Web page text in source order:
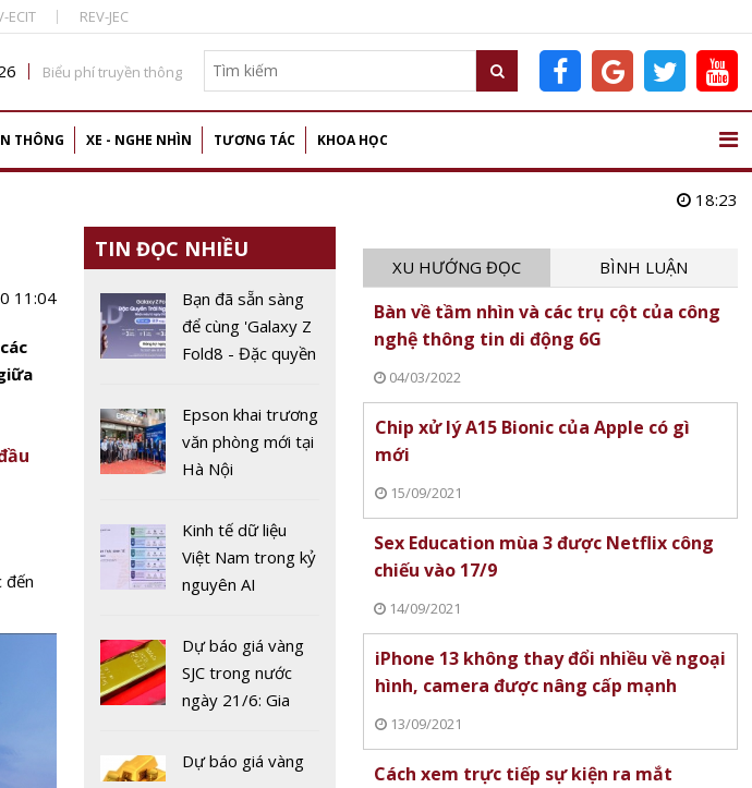
ECIT REV-JEC
Biểu phí truyền thông
THÔNG XE - NGHE NHÌN TƯƠNG TÁC KHOA HỌC
18:23
11:04
đến
TIN ĐỌC NHIỀU
Bạn đã sẵn sàng
để cùng 'Galaxy Z
Fold8 - Đặc quyền
Epson khai trương
văn phòng mới tại
Hà Nội
Kinh tế dữ liệu
Việt Nam trong kỷ
nguyên AI
Dự báo giá vàng
SJC trong nước
ngày 21/6: Gia
Cơ hội cho nhà
Dự báo giá vàng
XU HƯỚNG ĐỌC BÌNH LUẬN
Bàn về tầm nhìn và các trụ cột của công
nghệ thông tin di động 6G
04/03/2022
Chip xử lý A15 Bionic của Apple có gì
mới
15/09/2021
Sex Education mùa 3 được Netflix công
chiếu vào 17/9
14/09/2021
iPhone 13 không thay đổi nhiều về ngoại
hình, camera được nâng cấp mạnh
13/09/2021
Cách xem trực tiếp sự kiện ra mắt